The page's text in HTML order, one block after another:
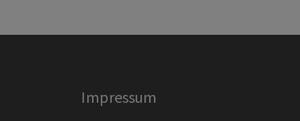
Impressum